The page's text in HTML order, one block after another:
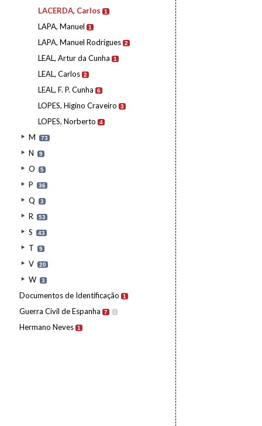
LACERDA, Carlos 1
LAPA, Manuel 1
LAPA, Manuel Rodrigues 2
LEAL, Artur da Cunha 1
LEAL, Carlos 2
LEAL, F. P. Cunha 6
LOPES, Higino Craveiro 3
LOPES, Norberto 4
M 73
N 9
O 5
P 36
Q 3
R 53
S 43
T 9
V 20
W 3
Documentos de Identificação 1
Guerra Civil de Espanha 7 I
Hermano Neves 1